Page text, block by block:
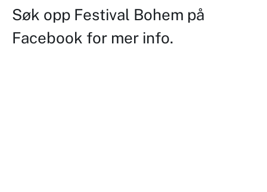
Søk opp Festival Bohem på
Facebook for mer info.